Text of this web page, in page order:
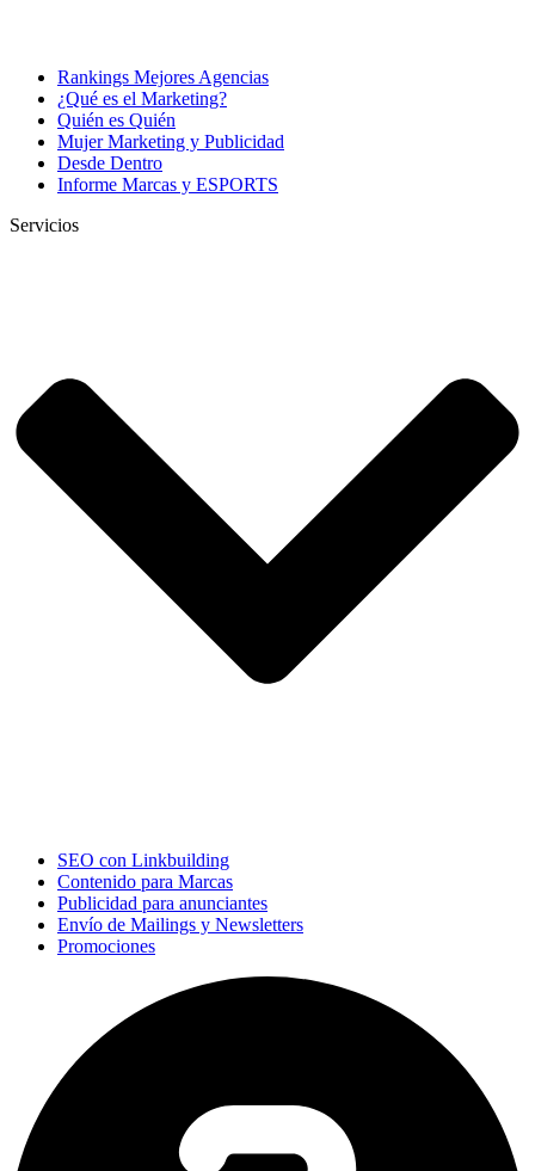
Rankings Mejores Agencias
¿Qué es el Marketing?
Quién es Quién
Mujer Marketing y Publicidad
Desde Dentro
Informe Marcas y ESPORTS
Servicios
SEO con Linkbuilding
Contenido para Marcas
Publicidad para anunciantes
Envío de Mailings y Newsletters
Promociones